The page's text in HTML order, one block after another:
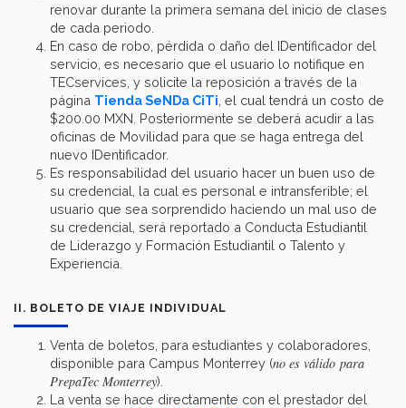
renovar durante la primera semana del inicio de clases
de cada periodo.
En caso de robo, pérdida o daño del IDentificador del
servicio, es necesario que el usuario lo notifique en
TECservices, y solicite la reposición a través de la
página Tienda SeNDa CiTi , el cual tendrá un costo de
$200.00 MXN. Posteriormente se deberá acudir a las
oficinas de Movilidad para que se haga entrega del
nuevo IDentificador.
Es responsabilidad del usuario hacer un buen uso de
su credencial, la cual es personal e intransferible; el
usuario que sea sorprendido haciendo un mal uso de
su credencial, será reportado a Conducta Estudiantil
de Liderazgo y Formación Estudiantil o Talento y
Experiencia.
II. BOLETO DE VIAJE INDIVIDUAL
Venta de boletos, para estudiantes y colaboradores,
disponible para Campus Monterrey (no es válido para
PrepaTec Monterrey).
La venta se hace directamente con el prestador del